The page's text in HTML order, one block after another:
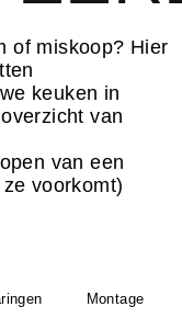
of miskoop? Hier
keuken in
van
van een
voorkomt)
Montage